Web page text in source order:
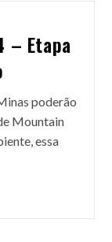
– Etapa
poderão
Mountain
essa